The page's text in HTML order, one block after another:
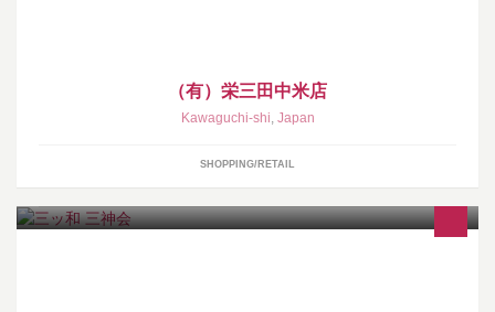
（有）栄三田中米店
Kawaguchi-shi, Japan
SHOPPING/RETAIL